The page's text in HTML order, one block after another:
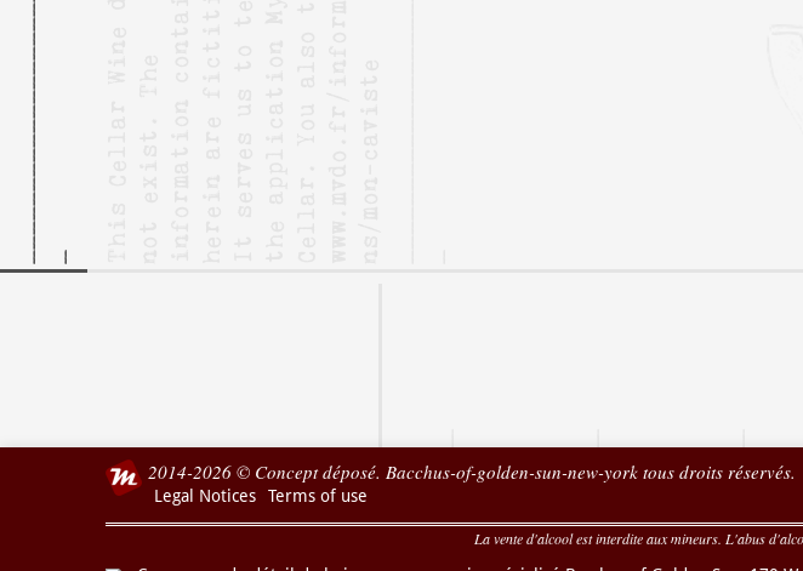
2014-2026 © Concept déposé. Bacchus-of-golden-sun-new-york tous droits réservés.
Legal Notices Terms of use
La vente d'alcool est interdite aux mineurs. L'abus